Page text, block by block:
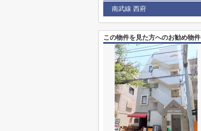
南武線 西府
この物件を見た方へのお勧め物件